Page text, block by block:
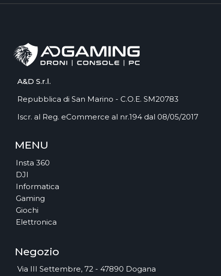
A&D S.r.l.
Repubblica di San Marino - C.O.E. SM20783
Iscr. al Reg. eCommerce al nr.194 dal 08/05/2017
MENU
Insta 360
DJI
Informatica
Gaming
Giochi
Elettronica
Negozio
Via III Settembre, 72 - 47890 Dogana